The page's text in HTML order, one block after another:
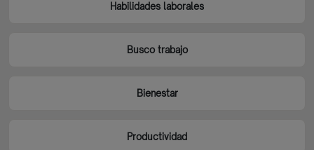
Habilidades laborales
Busco trabajo
Bienestar
Productividad